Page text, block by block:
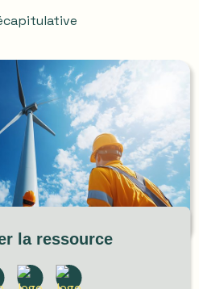
la ressource